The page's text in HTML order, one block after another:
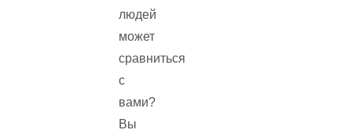
людей
может
сравниться
с
вами?
Вы